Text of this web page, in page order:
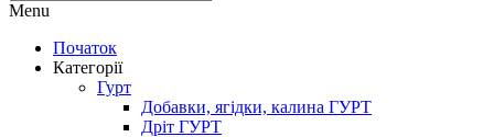
Menu
Початок
Категорії
Гурт
Добавки, ягідки, калина ГУРТ
Дріт ГУРТ